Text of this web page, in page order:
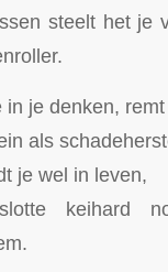
steelt het je
in je denken,
als
je wel in leven,
keihard